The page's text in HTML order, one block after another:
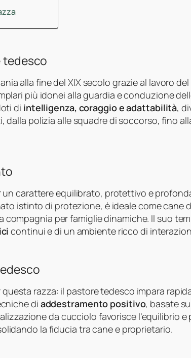
tedesco
alla fine del XIX secolo grazie al lavoro
più idonei alla guardia e conduzione
di intelligenza, coraggio e adattabilità,
polizia alle squadre di soccorso, fino
un carattere equilibrato, protettivo e
istinto di protezione, è ideale come cane
compagnia per famiglie dinamiche. Il suo
continui e di un ambiente ricco di
razza: il pastore tedesco impara
di addestramento positivo, basate
da cucciolo favorisce l’equilibrio e
la fiducia tra cane e proprietario.